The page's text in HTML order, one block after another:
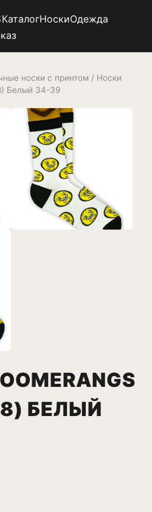
КаталогНоскиОдежда
носки с принтом / Носки
Белый 34-39
БЕЛЫЙ